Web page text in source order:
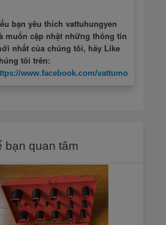
bạn yêu thích vattuhungyen
muốn cập nhật những thông tin
nhất của chúng tôi, hãy Like
tôi trên:
www.facebook.com/
bạn quan tâm